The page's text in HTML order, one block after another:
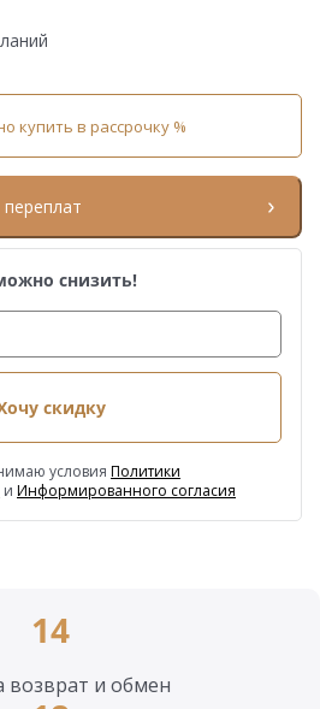
купить в рассрочку %
переплат
снизить!
скидку
условия Политики
и Информированного согласия
14
возврат и обмен